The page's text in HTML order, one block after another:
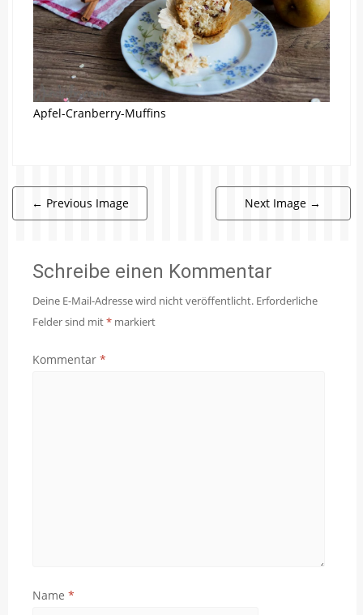
Apfel-Cranberry-Muffins
← Previous Image Next Image →
Schreibe einen Kommentar
Deine E-Mail-Adresse wird nicht veröffentlicht. Erforderliche
Felder sind mit* markiert
Kommentar *
Name *